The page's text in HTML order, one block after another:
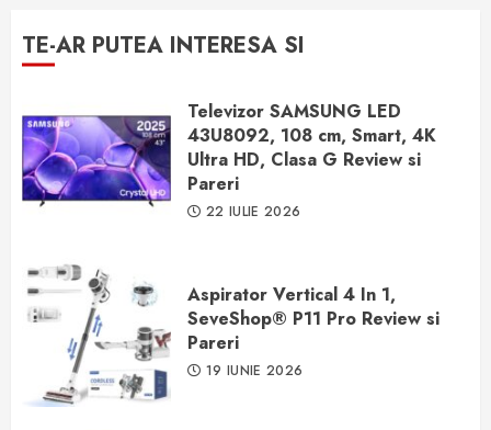
TE-AR PUTEA INTERESA SI
Televizor SAMSUNG LED
43U8092, 108 cm, Smart, 4K
Ultra HD, Clasa G Review si
Pareri
22 IULIE 2026
Aspirator Vertical 4 In 1,
SeveShop® P11 Pro Review si
Pareri
19 IUNIE 2026